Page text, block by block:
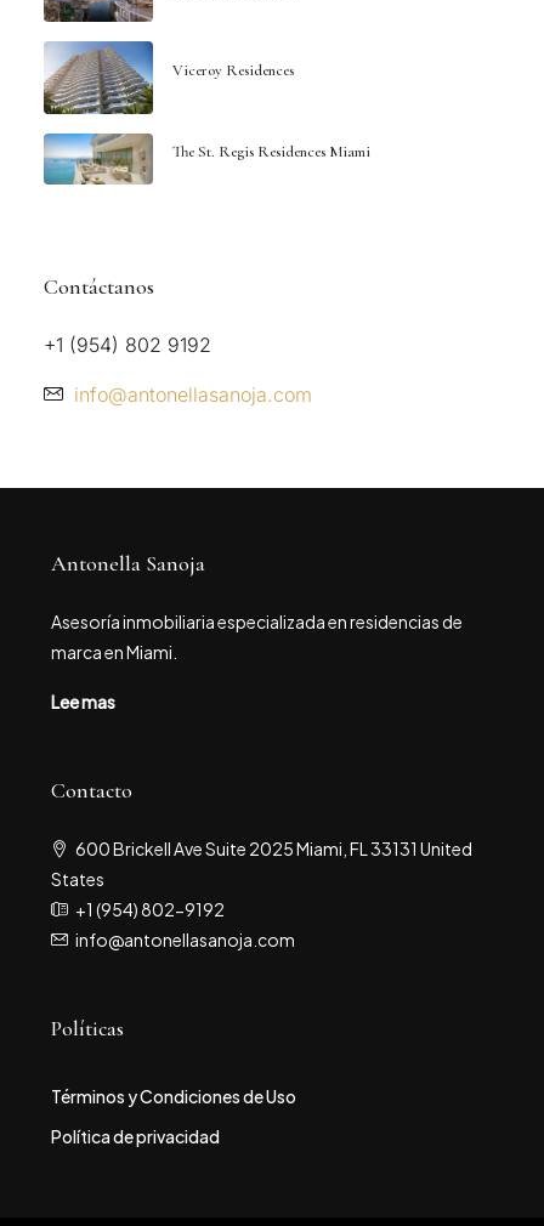
Viceroy Residences
The St. Regis Residences Miami
Contáctanos
+1 (954) 802 9192
info@antonellasanoja.com
Antonella Sanoja
Asesoría inmobiliaria especializada en residencias de
marca en Miami.
Lee mas
Contacto
600 Brickell Ave Suite 2025 Miami, FL 33131 United
States
+1 (954) 802-9192
info@antonellasanoja.com
Políticas
Términos y Condiciones de Uso
Política de privacidad